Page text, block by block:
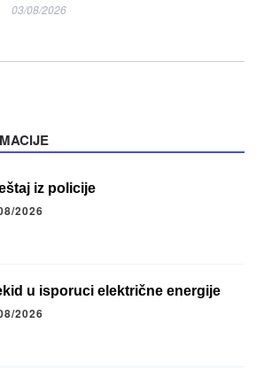
03/08/2026
iz policije
2026
u isporuci električne energije
2026